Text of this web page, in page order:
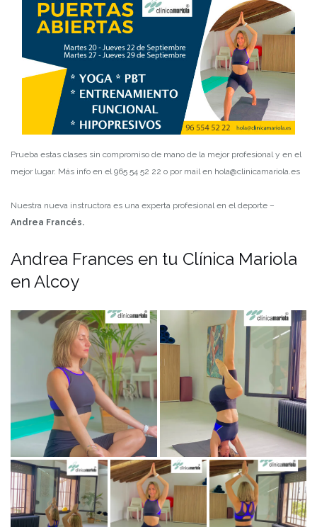
Prueba estas clases sin compromiso de mano de la mejor profesional y en el
mejor lugar. Más info en el 965 54 52 22 o por mail en hola@clinicamariola.es
Nuestra nueva instructora es una experta profesional en el deporte –
Andrea Francés.
Andrea Frances en tu Clínica Mariola
en Alcoy